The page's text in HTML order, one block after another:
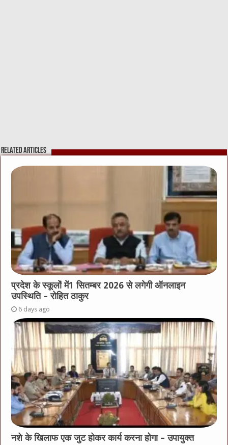
Related Articles
प्रदेश के स्कूलों में1 सितम्बर 2026 से लगेगी ऑनलाइन
उपस्थिति – रोहित ठाकुर
6 days ago
नशे के खिलाफ एक जुट होकर कार्य करना होगा – उपायुक्त